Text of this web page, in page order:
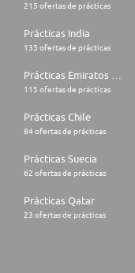
215 ofertas de prácticas
Prácticas India
135 ofertas de prácticas
115 ofertas de prácticas
Prácticas Chile
84 ofertas de prácticas
Prácticas Suecia
62 ofertas de prácticas
Prácticas Qatar
23 ofertas de prácticas